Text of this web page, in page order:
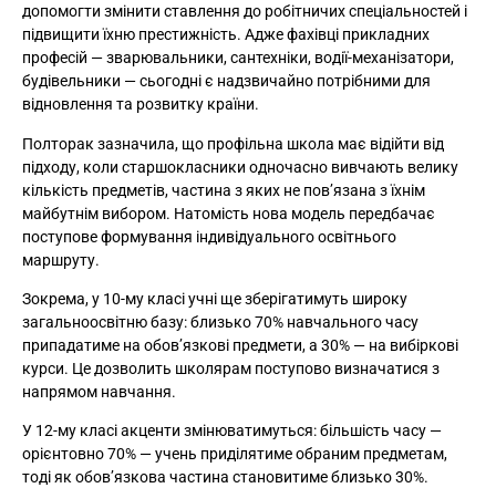
допомогти змінити ставлення до робітничих спеціальностей і
підвищити їхню престижність. Адже фахівці прикладних
професій — зварювальники, сантехніки, водії-механізатори,
будівельники — сьогодні є надзвичайно потрібними для
відновлення та розвитку країни.
Полторак зазначила, що профільна школа має відійти від
підходу, коли старшокласники одночасно вивчають велику
кількість предметів, частина з яких не пов’язана з їхнім
майбутнім вибором. Натомість нова модель передбачає
поступове формування індивідуального освітнього
маршруту.
Зокрема, у 10-му класі учні ще зберігатимуть широку
загальноосвітню базу: близько 70% навчального часу
припадатиме на обов’язкові предмети, а 30% — на вибіркові
курси. Це дозволить школярам поступово визначатися з
напрямом навчання.
У 12-му класі акценти змінюватимуться: більшість часу —
орієнтовно 70% — учень приділятиме обраним предметам,
тоді як обов’язкова частина становитиме близько 30%.